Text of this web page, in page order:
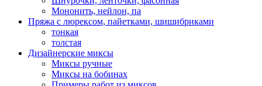
Мононить, нейлон, па
Пряжа с люрексом, пайетками, шишибриками
тонкая
толстая
Дизайнерские миксы
Миксы ручные
Миксы на бобинах